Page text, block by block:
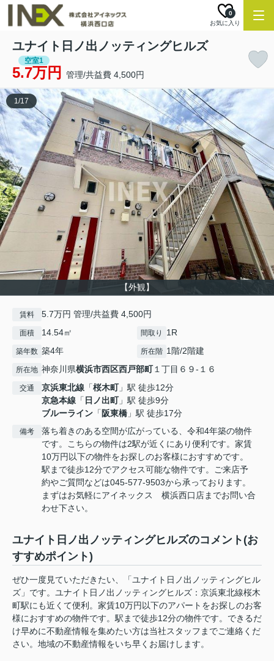
お気に入り
0
ユナイト日ノ出ノッティングヒルズ
空室1
5.7万円 管理/共益費 4,500円
【外観】
1/17
賃料 5.7万円 管理/共益費 4,500円
面積 14.54㎡ 間取り 1R
築年数 築4年 所在階 1階/2階建
所在地 神奈川県横浜市西区西戸部町１丁目６９-１６
交通 京浜東北線 「桜木町」駅 徒歩12分
京急本線 「 日ノ出町」駅 徒歩9分
ブルーライン 「 阪東橋 」駅 徒歩17分
備考
落ち着きのある空間が広がっている、令和4年築の物件
です。こちらの物件は2駅が近くにあり便利です。家賃
10万円以下の物件をお探しのお客様におすすめです。
駅まで徒歩12分でアクセス可能な物件です。ご来店予
約やご質問などは045-577-9503から承っております。
まずはお気軽にアイネックス 横浜西口店までお問い合
わせ下さい。
ユナイト日ノ出ノッティングヒルズのコメント(お
すすめポイント)
ぜひ一度見ていただきたい、「ユナイト日ノ出ノッティングヒル
ズ」です。ユナイト日ノ出ノッティングヒルズ：京浜東北線桜木
町駅にも近くて便利。家賃10万円以下のアパートをお探しのお客
様におすすめの物件です。駅まで徒歩12分の物件です。できるだ
け早めに不動産情報を集めたい方は当社スタッフまでご連絡くだ
さい。地域の不動産情報をいち早くお届けします。